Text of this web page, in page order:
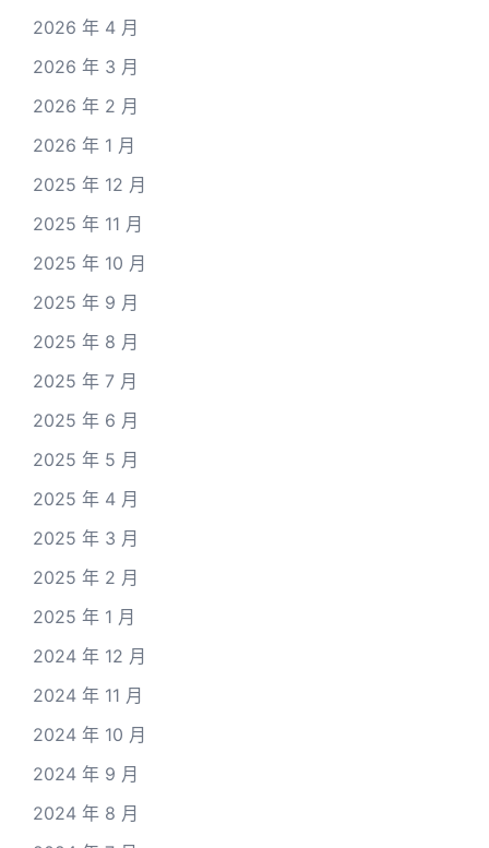
2026 年 4 月
2026 年 3 月
2026 年 2 月
2026 年 1 月
2025 年 12 月
2025 年 11 月
2025 年 10 月
2025 年 9 月
2025 年 8 月
2025 年 7 月
2025 年 6 月
2025 年 5 月
2025 年 4 月
2025 年 3 月
2025 年 2 月
2025 年 1 月
2024 年 12 月
2024 年 11 月
2024 年 10 月
2024 年 9 月
2024 年 8 月